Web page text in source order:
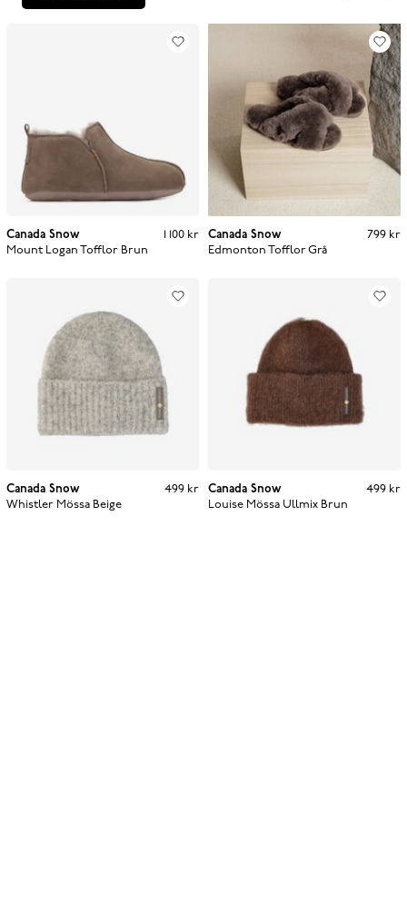
Canada Snow
Mount Logan Tofflor Brun
1 100 kr
1 100 kr
Canada Snow
Edmonton TofflorGrå
799 kr
799 kr
Canada Snow
Whistler Mössa Beige
499 kr
499 kr
Canada Snow
Louise Mössa Ullmix Brun
499 kr
499 kr